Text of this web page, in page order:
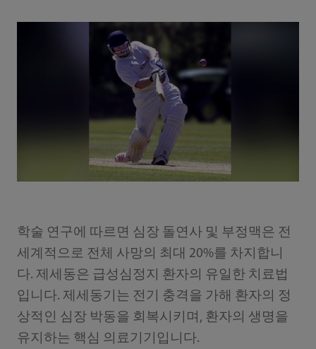
학술 연구에 따르면 심장 돌연사 및 부정맥은 전
세계적으로 전체 사망의 최대 20%를 차지합니
다. 제세동은 급성심정지 환자의 유일한 치료법
입니다. 제세동기는 전기 충격을 가해 환자의 정
상적인 심장 박동을 회복시키며, 환자의 생명을
유지하는 핵심 의료기기입니다.